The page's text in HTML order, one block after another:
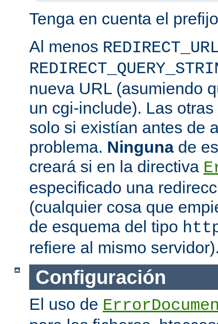
Tenga en cuenta el
Al menos
nueva URL (asumiendo
un cgi-include). Las
solo si existían antes de
problema. Ningunade
creará si en la directiva
especificado una
(cualquier cosa que
de esquema del tipo
refiere al mismo
Configuración
El uso de